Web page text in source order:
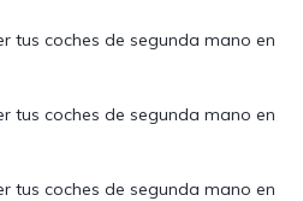
tus coches de segunda mano en
tus coches de segunda mano en
tus coches de segunda mano en